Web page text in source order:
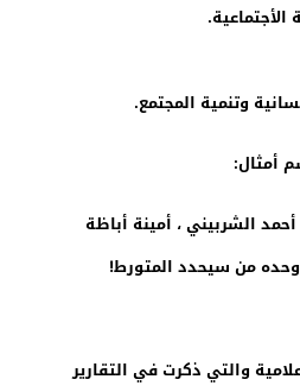
وتنمية المجتمع.
أمثال:
الشربيني ، أمينة أباظة
وحده من سيحدد المتورط!
والتي ذكرت في التقارير